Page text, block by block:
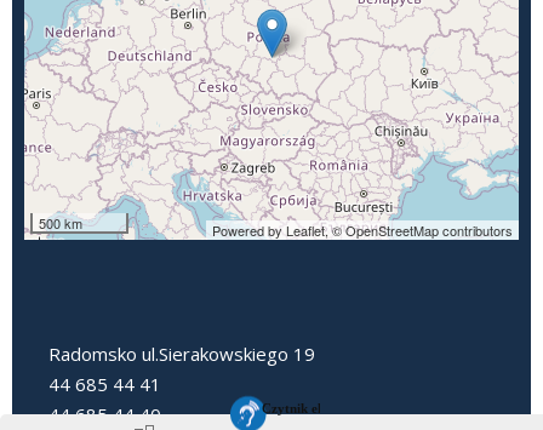
500 km Powered by Leaflet,© OpenStreetMap contributors
Radomsko ul.Sierakowskiego 19
44 685 44 41
44 685 44 40